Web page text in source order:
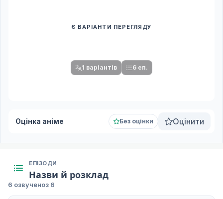
Є ВАРІАНТИ ПЕРЕГЛЯДУ
1 варіантів 6 еп.
Оцінка аніме Без оцінки Оцінити
ЕПІЗОДИ
Назви й розклад
6 озвученоз 6